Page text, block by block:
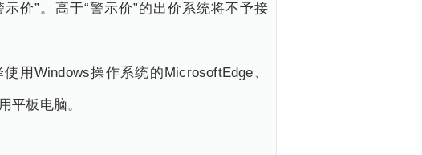
价”。高于“警示价”的出价系统将不予接
Windows操作系统的MicrosoftEdge、
平板电脑。